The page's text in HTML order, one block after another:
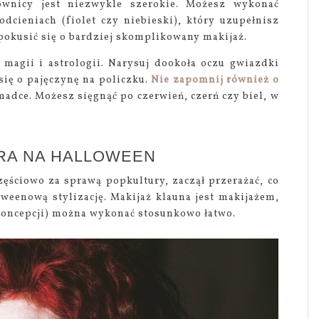
jest niezwykle szerokie. Możesz wykonać
(fiolet czy niebieski), który uzupełnisz
się o bardziej skomplikowany makijaż.
i astrologii. Narysuj dookoła oczu gwiazdki
o pajęczynę na policzku. Nie zapomnij również o
Możesz sięgnąć po czerwień, czerń czy biel, w
NA HALLOWEEN
za sprawą popkultury, zaczął przerażać, co
stylizację. Makijaż klauna jest makijażem,
można wykonać stosunkowo łatwo.